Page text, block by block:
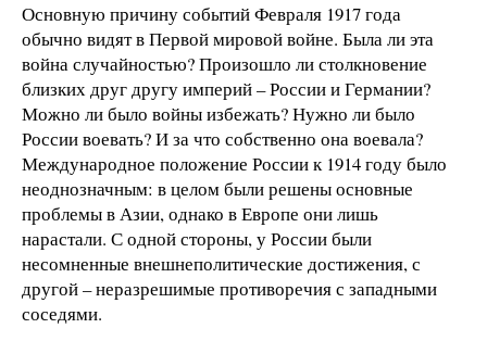
Основную причину событий Февраля 1917 года
обычно видят в Первой мировой войне. Была ли эта
война случайностью? Произошло ли столкновение
близких друг другу империй – России и Германии?
Можно ли было войны избежать? Нужно ли было
России воевать? И за что собственно она воевала?
Международное положение России к 1914 году было
неоднозначным: в целом были решены основные
проблемы в Азии, однако в Европе они лишь
нарастали. С одной стороны, у России были
несомненные внешнеполитические достижения, с
другой – неразрешимые противоречия с западными
соседями.